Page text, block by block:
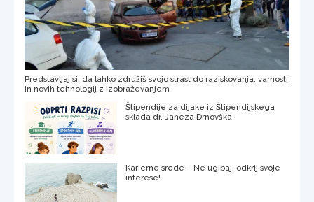
Predstavljaj si, da lahko združiš svojo strast do raziskovanja, varnosti
in novih tehnologij z izobraževanjem
Štipendije za dijake iz Štipendijskega
sklada dr. Janeza Drnovška
Karierne srede – Ne ugibaj, odkrij svoje
interese!